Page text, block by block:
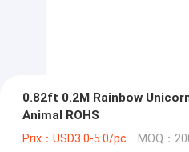
0.82ft 0.2M Rainbow
Animal ROHS
Prix：USD3.0-5.0/pc MOQ：